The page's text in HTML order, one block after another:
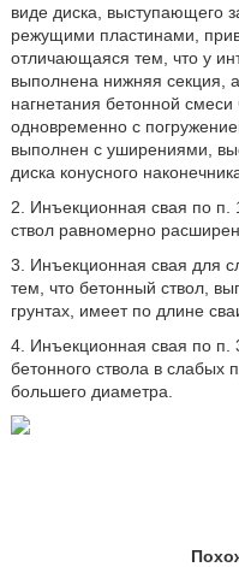
виде диска, выступающего
режущими пластинами,
отличающаяся тем, что у
выполнена нижняя секция,
нагнетания бетонной
одновременно с
выполнен с уширениями,
диска конусного
2. Инъекционная свая по
ствол равномерно
3. Инъекционная свая для
тем, что бетонный ствол,
грунтах, имеет по длине
4. Инъекционная свая по
бетонного ствола в слабых
большего диаметра.